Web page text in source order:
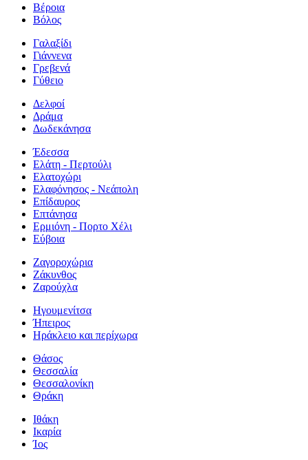
Βέροια
Βόλος
Γαλαξίδι
Γιάννενα
Γρεβενά
Γύθειο
Δελφοί
Δράμα
Δωδεκάνησα
Έδεσσα
Ελάτη - Περτούλι
Ελατοχώρι
Ελαφόνησος - Νεάπολη
Επίδαυρος
Επτάνησα
Ερμιόνη - Πορτο Χέλι
Εύβοια
Ζαγοροχώρια
Ζάκυνθος
Ζαρούχλα
Ηγουμενίτσα
Ήπειρος
Ηράκλειο και περίχωρα
Θάσος
Θεσσαλία
Θεσσαλονίκη
Θράκη
Ιθάκη
Ικαρία
Ίος